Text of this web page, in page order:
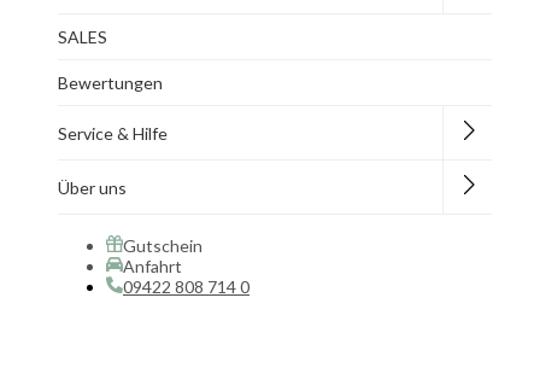
SALES
Bewertungen
Service & Hilfe
Über uns
Gutschein
Anfahrt
09422 808 714 0